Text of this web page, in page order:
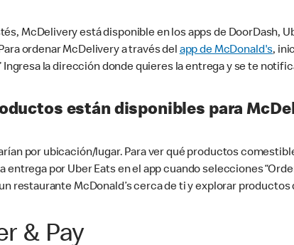
McDelivery está disponible en los apps de DoorDash,
ordenar McDelivery a través del app de McDonald's,
Ingresa la dirección donde quieres la entrega y se te
están disponibles para
por ubicación/lugar. Para ver qué productos
por Uber Eats en el app cuando selecciones
restaurante McDonald’s cerca de ti y explorar productos
& Pay